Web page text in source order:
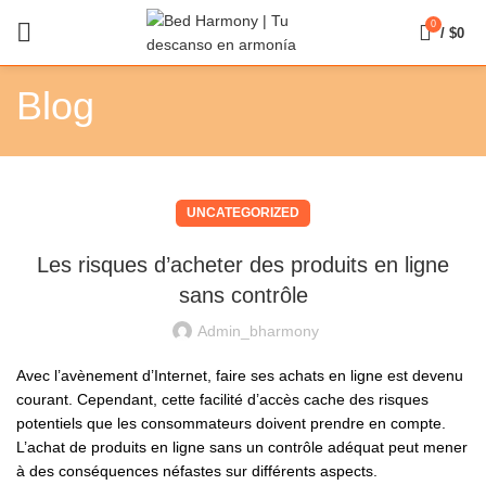
0
/ $0
Blog
UNCATEGORIZED
Les risques d’acheter des produits en ligne
sans contrôle
Admin_bharmony
Avec l’avènement d’Internet, faire ses achats en ligne est devenu
courant. Cependant, cette facilité d’accès cache des risques
potentiels que les consommateurs doivent prendre en compte.
L’achat de produits en ligne sans un contrôle adéquat peut mener
à des conséquences néfastes sur différents aspects.